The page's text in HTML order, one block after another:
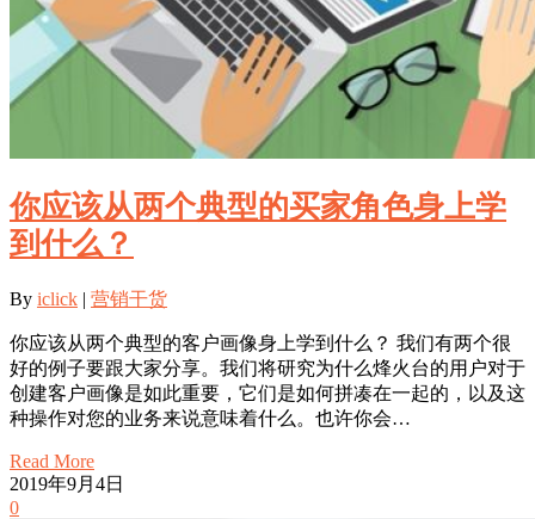
你应该从两个典型的买家角色身上学
到什么？
By iclick | 营销干货
你应该从两个典型的客户画像身上学到什么？ 我们有两个很
好的例子要跟大家分享。我们将研究为什么烽火台的用户对于
创建客户画像是如此重要，它们是如何拼凑在一起的，以及这
种操作对您的业务来说意味着什么。也许你会…
Read More
2019年9月4日
0